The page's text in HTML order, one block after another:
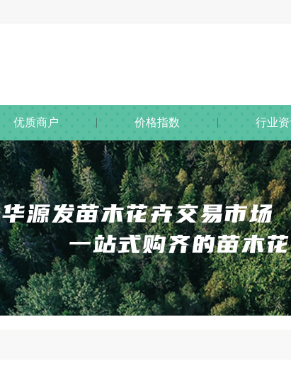
优质商户 价格指数 行业